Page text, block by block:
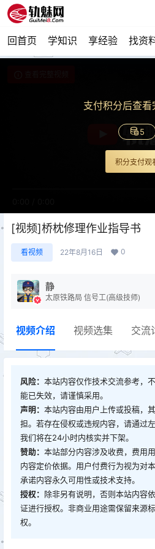
回首页 学知识 享经验 找资
支付积分后查看
5
积分支付观
[视频]桥枕修理作业指导书
看视频 22年8月16日 0
静
太原铁路局 信号工(高级技师)
视频介绍 视频选集 交流
风险： 本站内容仅作技术交流参考，
能已失效，请谨慎采用。
声明： 本站内容由用户上传或投稿，
担。若存在侵权或违规内容，请通过
我们将在24小时内核实并下架。
赞助： 本站部分内容涉及收费，费用
内容定价依据。用户付费行为视为对
承诺内容永久可用性或技术支持。
授权： 除非另有说明，否则本站内容
证进行授权。非商业用途需保留来源
权。